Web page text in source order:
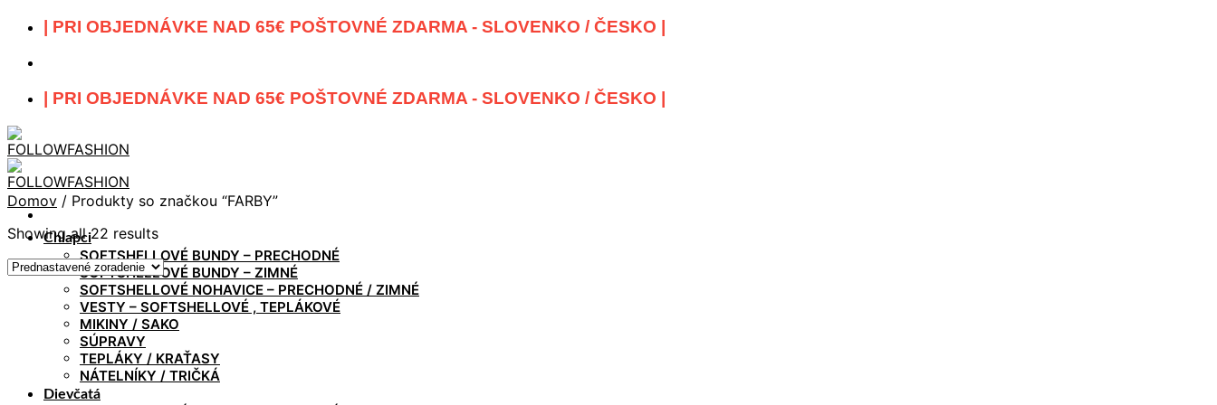
Skip
content
| PRI OBJEDNÁVKE NAD 65€ POŠTOVNÉ ZDARMA - SLOVENKO / ČESKO |
| PRI OBJEDNÁVKE NAD 65€ POŠTOVNÉ ZDARMA - SLOVENKO / ČESKO |
Chlapci
SOFTSHELLOVÉ BUNDY – PRECHODNÉ
SOFTSHELLOVÉ BUNDY – ZIMNÉ
SOFTSHELLOVÉ NOHAVICE – PRECHODNÉ / ZIMNÉ
VESTY – SOFTSHELLOVÉ , TEPLÁKOVÉ
MIKINY / SAKO
SÚPRAVY
TEPLÁKY / KRAŤASY
NÁTELNÍKY / TRIČKÁ
Dievčatá
Domov / Produkty so značkou “FARBY”
Showing all 22 results